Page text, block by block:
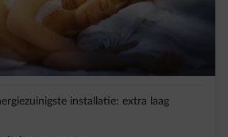
duurzaam verwarmen
installatie: extra laag